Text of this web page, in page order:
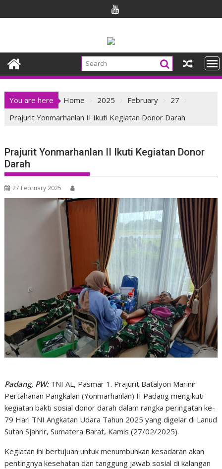
to
You are here Home 2025 February
27
Prajurit Yonmarhanlan II Ikuti Kegiatan Donor Darah
Prajurit Yonmarhanlan II Ikuti Kegiatan Donor
Darah
27 February 2025
Padang, PW:TNI AL, Pasmar 1. Prajurit Batalyon Marinir
Pertahanan Pangkalan (Yonmarhanlan) II Padang mengikuti
kegiatan bakti sosial donor darah dalam rangka peringatan ke-
79 Hari TNI Angkatan Udara Tahun 2025 yang digelar di Lanud
Sutan Sjahrir, Sumatera Barat, Kamis (27/02/2025).
Kegiatan ini bertujuan untuk menumbuhkan kesadaran akan
pentingnya kesehatan dan tanggung jawab sosial di kalangan